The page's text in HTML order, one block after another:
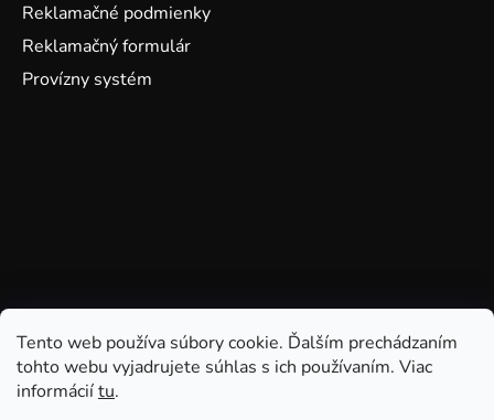
Tento web používa súbory cookie. Ďalším prechádzaním
tohto webu vyjadrujete súhlas s ich používaním. Viac
informáciítu.
Reklamačné podmienky
Reklamačný formulár
Provízny systém